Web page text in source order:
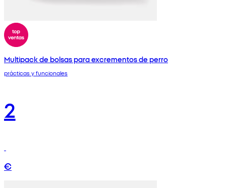
Multipack de bolsas para excrementos de perro
prácticas y funcionales
2
€